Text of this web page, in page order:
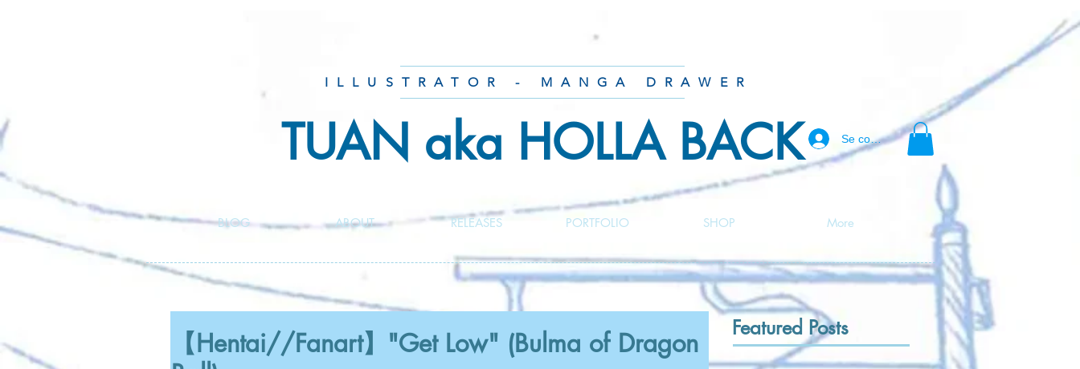
ILLUSTRATOR - MANGA DRAWER
TUAN aka HOLLA BACK Se connecter
BLOG ABOUT RELEASES PORTFOLIO SHOP More
【Hentai//Fanart】"Get Low" (Bulma of Dragon
Featured Posts